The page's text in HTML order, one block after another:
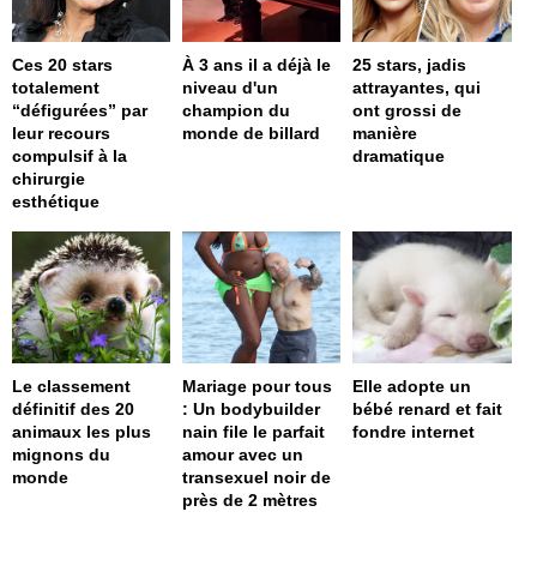
Ces 20 stars
totalement
“défigurées” par
leur recours
compulsif à la
chirurgie
esthétique
À 3 ans il a déjà le
niveau d'un
champion du
monde de billard
25 stars, jadis
attrayantes, qui
ont grossi de
manière
dramatique
Le classement
définitif des 20
animaux les plus
mignons du
monde
Mariage pour tous
: Un bodybuilder
nain file le parfait
amour avec un
transexuel noir de
près de 2 mètres
Elle adopte un
bébé renard et fait
fondre internet